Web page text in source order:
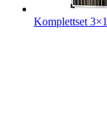
Komplettset